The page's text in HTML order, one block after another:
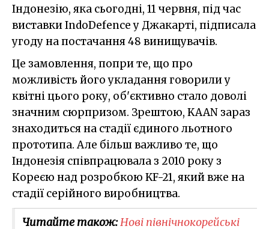
Індонезію, яка сьогодні, 11 червня, під час
виставки IndoDefence у Джакарті, підписала
угоду на постачання 48 винищувачів.
Це замовлення, попри те, що про
можливість його укладання говорили у
квітні цього року, об'єктивно стало доволі
значним сюрпризом. Зрештою, KAAN зараз
знаходиться на стадії єдиного льотного
прототипа. Але більш важливо те, що
Індонезія співпрацювала з 2010 року з
Кореєю над розробкою KF-21, який вже на
стадії серійного виробництва.
Читайте також:Нові північнокорейські